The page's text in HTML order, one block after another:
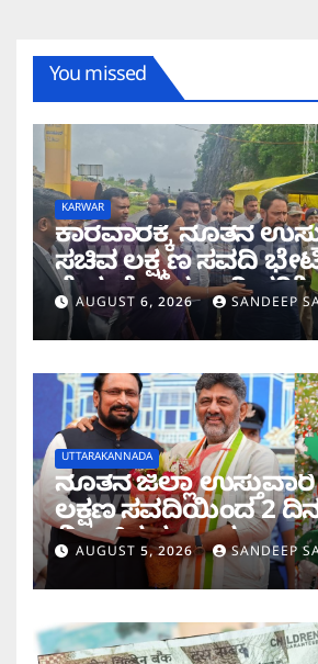
You missed
KARWAR
ಕಾರವಾರಕ್ಕೆ ನೂತನ
ಸಚಿವ ಲಕ್ಷ್ಮಣ ಸವದಿ
ಸೇತುವೆ ಕಾಮಗಾರಿ
AUGUST 6, 2026 SANDEEP
UTTARAKANNADA
ನೂತನ ಜಿಲ್ಲಾ
ಲಕ್ಷಣ ಸವದಿಯಿಂದ 2
ಮಿಂಚಿನ ಸಂಚಾರ
AUGUST 5, 2026 SANDEEP